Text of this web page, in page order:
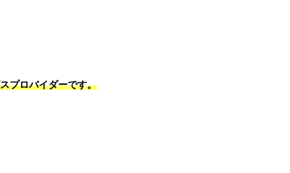
プロバイダーです。